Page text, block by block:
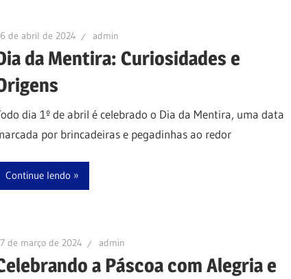
de abril de 2024 admin
da Mentira: Curiosidades e
dia 1º de abril é celebrado o Dia da Mentira, uma data
por brincadeiras e pegadinhas ao redor
Continue lendo
de março de 2024 admin
a Páscoa com Alegria e